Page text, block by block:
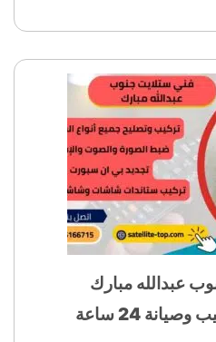
عبدالله مبارك